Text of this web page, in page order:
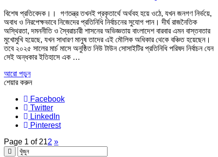
বিশেষ প্রতিবেদক।। গণতন্ত্র তখনই প্রকৃতার্থে অর্থবহ হয়ে ওঠে, যখন জনগণ নির্ভয়ে,
অবাধ ও নিরপেক্ষভাবে নিজেদের প্রতিনিধি নির্বাচনের সুযোগ পান। দীর্ঘ রাজনৈতিক
অস্থিরতা, দমননীতি ও স্বৈরাচারী শাসনের অভিজ্ঞতায় বাংলাদেশ বারবার এমন বাস্তবতার
মুখোমুখি হয়েছে, যখন সাধারণ মানুষ তাদের এই মৌলিক অধিকার থেকে বঞ্চিত হয়েছেন।
তবে ২০২৫ সালের মার্চ মাসে অনুষ্ঠিত নিউ টাউন সোসাইটির প্রতিনিধি পরিষদ নির্বাচন যেন
সেই অন্ধকার ইতিহাসে এক …
আরো পড়ুন
শেয়ার করুন
Facebook
Twitter
LinkedIn
Pinterest
Page 1 of 212 »